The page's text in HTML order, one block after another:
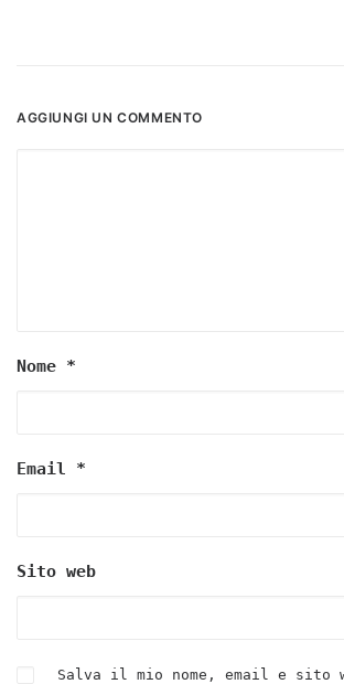
AGGIUNGI UN COMMENTO
Nome *
Email *
Sito web
Salva il mio nome, email e sito